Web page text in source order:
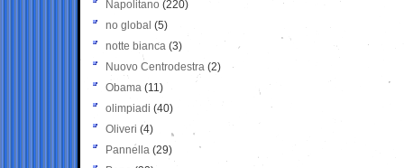
Napolitano (220)
no global (5)
notte bianca (3)
Nuovo Centrodestra (2)
Obama (11)
olimpiadi (40)
Oliveri (4)
Pannella (29)